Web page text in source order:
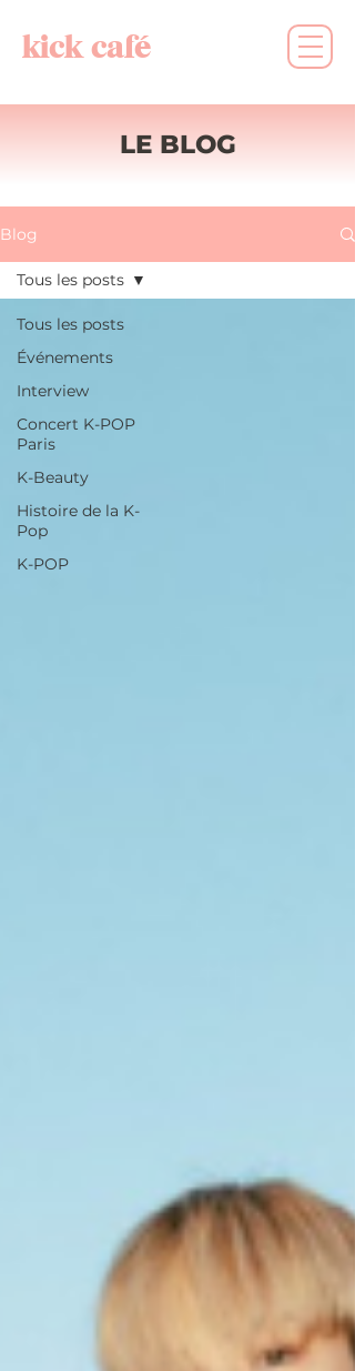
kick café
LE BLOG
Blog
Tous les posts
Événements
Interview
Concert K-POP
Paris
K-Beauty
Histoire de la K-
Pop
K-POP
Tous les posts